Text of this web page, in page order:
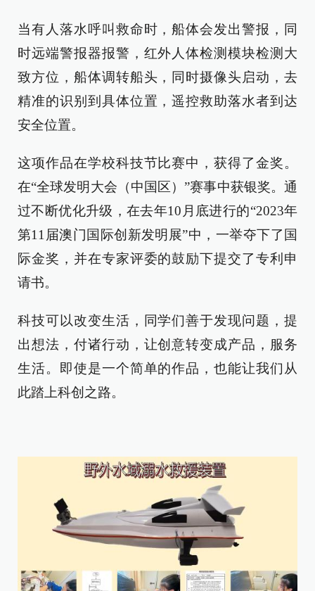
当有人落水呼叫救命时，船体会发出警报，同
时远端警报器报警，红外人体检测模块检测大
致方位，船体调转船头，同时摄像头启动，去
精准的识别到具体位置，遥控救助落水者到达
安全位置。
这项作品在学校科技节比赛中，获得了金奖。
在“全球发明大会（中国区）”赛事中获银奖。通
过不断优化升级，在去年10月底进行的“2023年
第11届澳门国际创新发明展”中，一举夺下了国
际金奖，并在专家评委的鼓励下提交了专利申
请书。
科技可以改变生活，同学们善于发现问题，提
出想法，付诸行动，让创意转变成产品，服务
生活。即使是一个简单的作品，也能让我们从
此踏上科创之路。